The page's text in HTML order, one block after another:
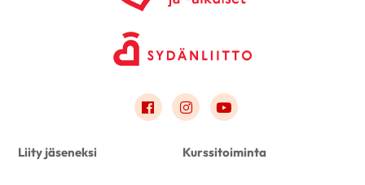
Link to facebook
Link to instagram
Link to youtube
Liity jäseneksi Kurssitoiminta